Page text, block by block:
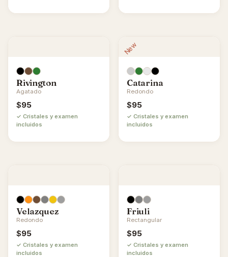
Rivington
Agatado
$95
✓ Cristales y examen
incluidos
New
Catarina
Redondo
$95
✓ Cristales y examen
incluidos
Velazquez
Redondo
$95
✓ Cristales y examen
incluidos
Friuli
Rectangular
$95
✓ Cristales y examen
incluidos